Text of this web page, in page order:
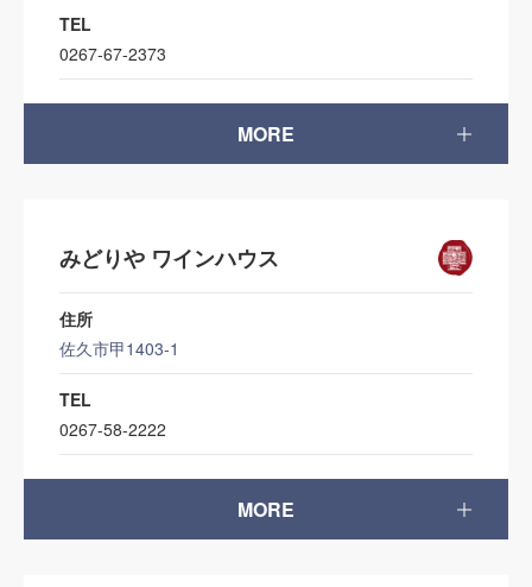
TEL
0267-67-2373
MORE
みどりや ワインハウス
住所
佐久市甲1403-1
TEL
0267-58-2222
MORE